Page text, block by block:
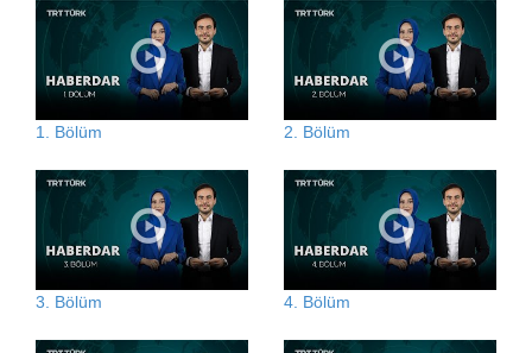
1. Bölüm 2. Bölüm
3. Bölüm 4. Bölüm